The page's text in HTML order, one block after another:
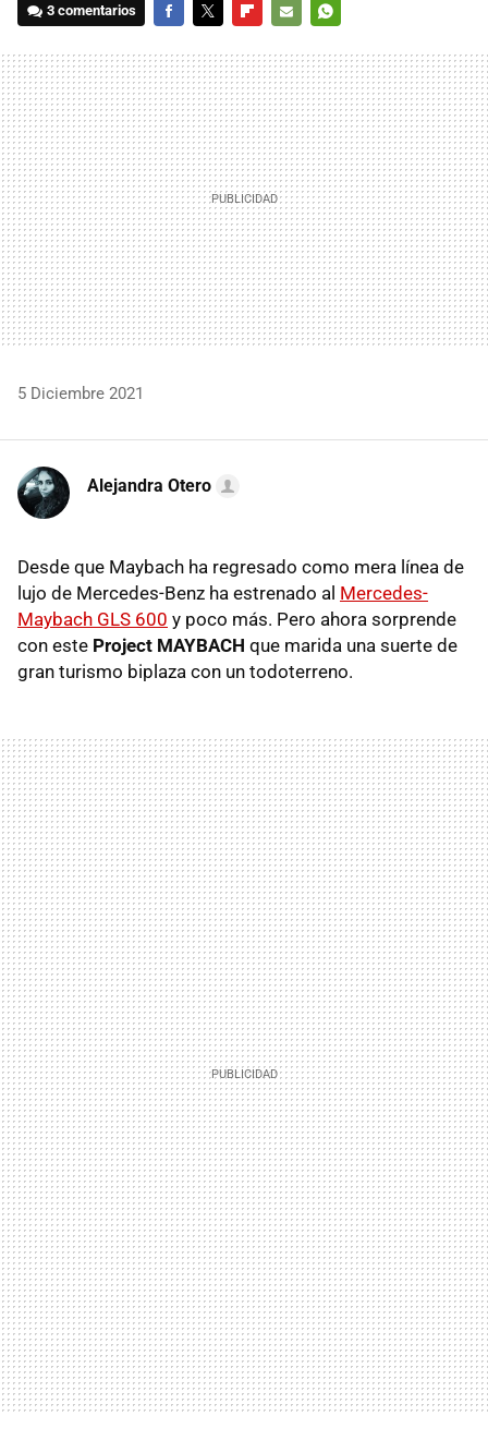
3 comentarios
MAIL
5 Diciembre 2021
Alejandra Otero
Desde que Maybach ha regresado como mera línea de
lujo de Mercedes-Benz ha estrenado al Mercedes-
Maybach GLS 600 y poco más. Pero ahora sorprende
con este Project MAYBACH que marida una suerte de
gran turismo biplaza con un todoterreno.